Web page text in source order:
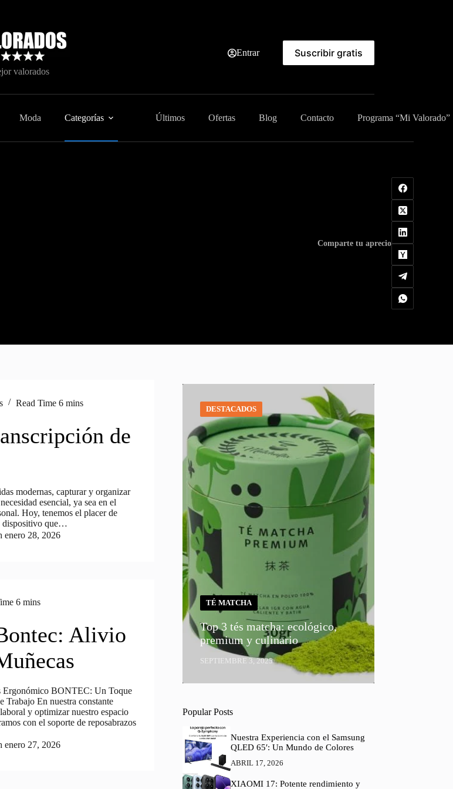
valorados
Entrar Suscribir gratis
Moda Categorías Últimos Ofertas Blog Contacto Programa “Mi Valorado”
Comparte tu aprecio
Read Time 6 mins
de
modernas, capturar y organizar
esencial, ya sea en el
Hoy, tenemos el placer de
dispositivo que…
enero 28, 2026
6 mins
Alivio
Ergonómico BONTEC: Un Toque
Trabajo En nuestra constante
y optimizar nuestro espacio
con el soporte de reposabrazos
enero 27, 2026
DESTACADOS
TÉ MATCHA
Top 3 tés matcha: ecológico,
premium y culinario
SEPTIEMBRE 3, 2025
Popular Posts
Nuestra Experiencia con el Samsung
QLED 65′: Un Mundo de Colores
ABRIL 17, 2026
XIAOMI 17: Potente rendimiento y